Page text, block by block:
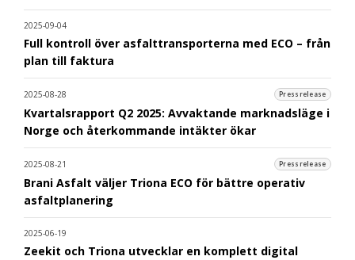
2025-09-04
Full kontroll över asfalttransporterna med ECO – från
plan till faktura
2025-08-28 Pressrelease
Kvartalsrapport Q2 2025: Avvaktande marknadsläge i
Norge och återkommande intäkter ökar
2025-08-21 Pressrelease
Brani Asfalt väljer Triona ECO för bättre operativ
asfaltplanering
2025-06-19
Zeekit och Triona utvecklar en komplett digital